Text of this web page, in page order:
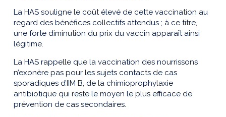
La HAS souligne le coût élevé de cette vaccination au
regard des bénéfices collectifs attendus ; à ce titre,
une forte diminution du prix du vaccin apparaît ainsi
légitime.
La HAS rappelle que la vaccination des nourrissons
n’exonère pas pour les sujets contacts de cas
sporadiques d’IIM B, de la chimioprophylaxie
antibiotique qui reste le moyen le plus efficace de
prévention de cas secondaires.